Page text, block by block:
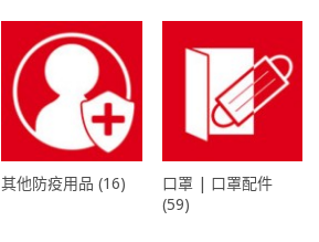
其他防疫用品 (16)
口罩 | 口罩配件
(59)